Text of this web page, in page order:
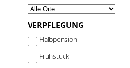
VERPFLEGUNG
Halbpension
Frühstück